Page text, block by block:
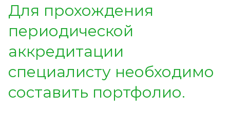
Для прохождения
периодической
аккредитации
специалисту необходимо
составить портфолио.